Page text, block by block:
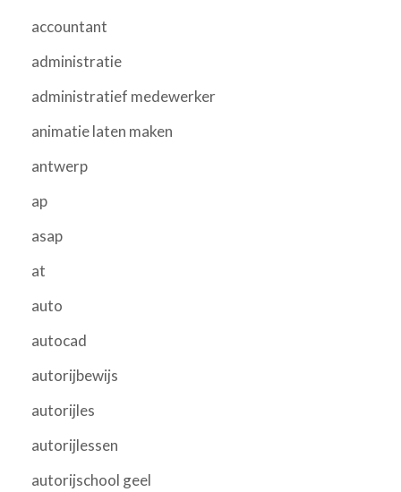
accountant
administratie
administratief medewerker
animatie laten maken
antwerp
ap
asap
at
auto
autocad
autorijbewijs
autorijles
autorijlessen
autorijschool geel